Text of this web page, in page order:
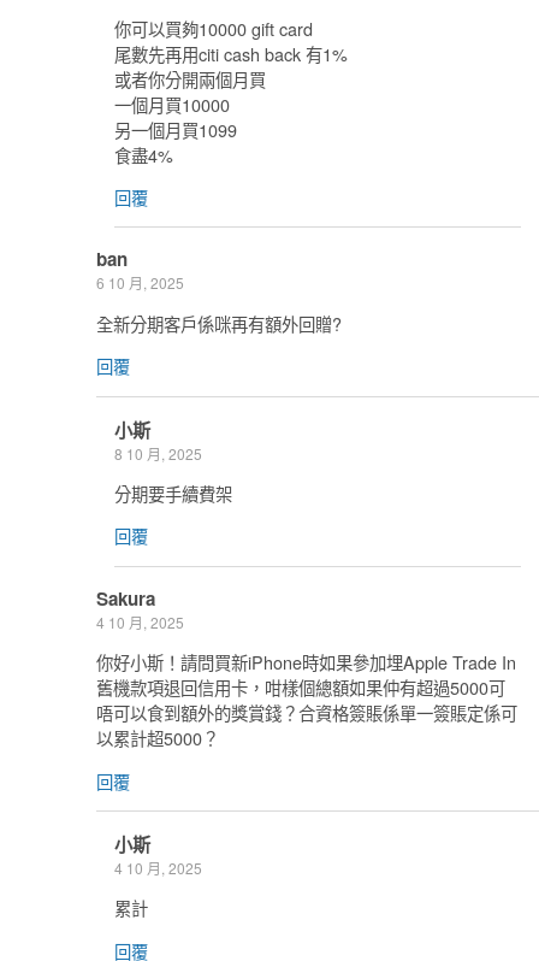
你可以買夠10000 gift card
尾數先再用citi cash back 有1%
或者你分開兩個月買
一個月買10000
另一個月買1099
食盡4%
回覆
ban
6 10 月, 2025
全新分期客戶係咪再有額外回贈?
回覆
小斯
8 10 月, 2025
分期要手續費架
回覆
Sakura
4 10 月, 2025
你好小斯！請問買新iPhone時如果參加埋Apple Trade In
舊機款項退回信用卡，咁樣個總額如果仲有超過5000可
唔可以食到額外的獎賞錢？合資格簽賬係單一簽賬定係可
以累計超5000？
回覆
小斯
4 10 月, 2025
累計
回覆